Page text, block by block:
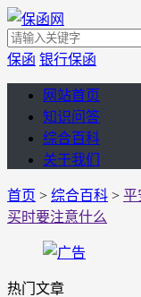
保函 银行保函
网站首页
知识问答
综合百科
关于我们
首页 > 综合百科 > 平
买时要注意什么
热门文章